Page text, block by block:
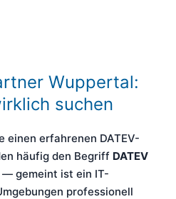
Wuppertal:
suchen
einen erfahrenen DATEV-
häufig den Begriff DATEV
— gemeint ist ein IT-
professionell